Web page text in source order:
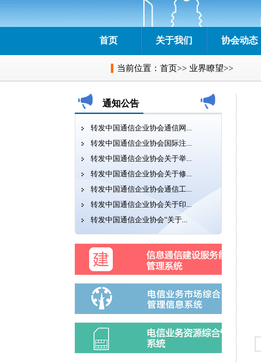
首页 关于我们 协会动态
当前位置： 首页>> 业界瞭望>>
通知公告
转发中国通信企业协会通信网...
转发中国通信企业协会国际注...
转发中国通信企业协会关于举...
转发中国通信企业协会关于修...
转发中国通信企业协会通信工...
转发中国通信企业协会关于印...
转发中国通信企业协会“关于...